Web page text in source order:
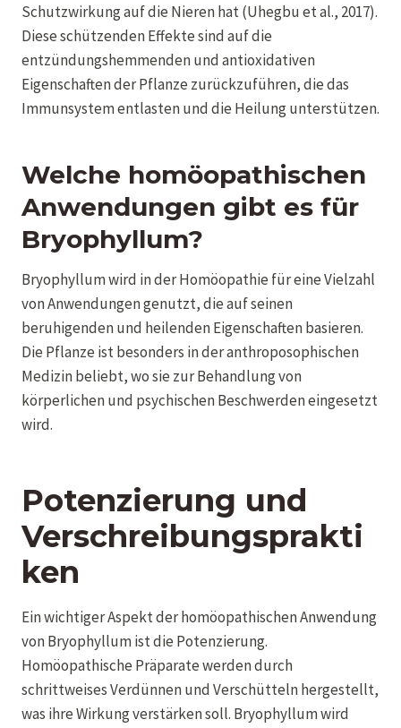
Schutzwirkung auf die Nieren hat (Uhegbu et al., 2017).
Diese schützenden Effekte sind auf die
entzündungshemmenden und antioxidativen
Eigenschaften der Pflanze zurückzuführen, die das
Immunsystem entlasten und die Heilung unterstützen.
Welche homöopathischen
Anwendungen gibt es für
Bryophyllum?
Bryophyllum wird in der Homöopathie für eine Vielzahl
von Anwendungen genutzt, die auf seinen
beruhigenden und heilenden Eigenschaften basieren.
Die Pflanze ist besonders in der anthroposophischen
Medizin beliebt, wo sie zur Behandlung von
körperlichen und psychischen Beschwerden eingesetzt
wird.
Potenzierung und
Verschreibungsprakti
ken
Ein wichtiger Aspekt der homöopathischen Anwendung
von Bryophyllum ist die Potenzierung.
Homöopathische Präparate werden durch
schrittweises Verdünnen und Verschütteln hergestellt,
was ihre Wirkung verstärken soll. Bryophyllum wird